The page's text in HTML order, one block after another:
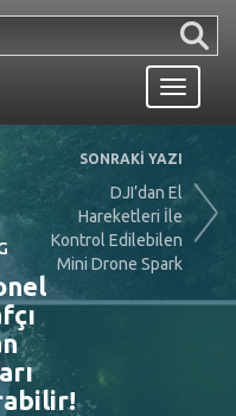
Toggle
SONRAKİ YAZI
DJI’dan El
Hareketleri İle
Kontrol Edilebilen
Mini Drone Spark